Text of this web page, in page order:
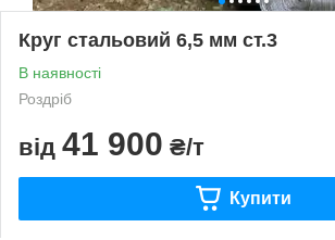
Круг стальовий 6,5 мм ст.3
В наявності
Роздріб
від 41 900 ₴/т
Купити